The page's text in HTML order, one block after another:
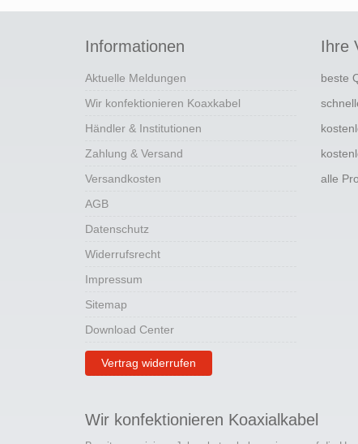
Informationen
Aktuelle Meldungen
Wir konfektionieren Koaxkabel
Händler & Institutionen
Zahlung & Versand
Versandkosten
AGB
Datenschutz
Widerrufsrecht
Impressum
Sitemap
Download Center
Vertrag widerrufen
Ihre
beste
alle
Wir konfektionieren Koaxialkabel